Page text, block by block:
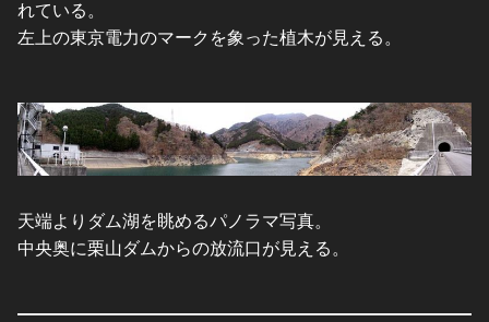
れている。
左上の東京電力のマークを象った植木が見える。
天端よりダム湖を眺めるパノラマ写真。
中央奥に栗山ダムからの放流口が見える。